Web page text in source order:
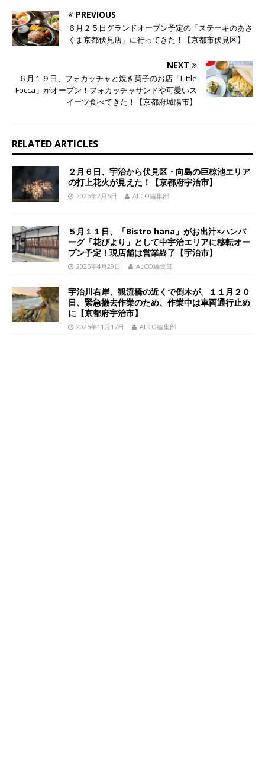
PREVIOUS
６月２５日グランドオープン予定の「ステーキのあさ
くま京都伏見店」に行ってきた！【京都市伏見区】
NEXT
６月１９日、フォカッチャと焼き菓子のお店「Little
Focca」がオープン！フォカッチャサンドや可愛いス
イーツ食べてきた！【京都府城陽市】
RELATED ARTICLES
２月６日、宇治から伏見区・向島の巨椋池エリア
の打上花火が見えた！【京都府宇治市】
2026年2月6日 ALCO編集部
５月１１日、「Bistro hana」がお出汁×ハンバ
ーグ「花びより」として中宇治エリアに移転オー
プン予定！現店舗は営業終了【宇治市】
2025年4月29日 ALCO編集部
宇治川右岸、観流橋の近くで倒木が。１１月２０
日、緊急撤去作業のため、作業中は車両通行止め
に【京都府宇治市】
2025年11月17日 ALCO編集部